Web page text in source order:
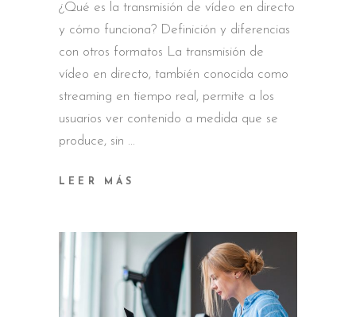
¿Qué es la transmisión de vídeo en directo
y cómo funciona? Definición y diferencias
con otros formatos La transmisión de
vídeo en directo, también conocida como
streaming en tiempo real, permite a los
usuarios ver contenido a medida que se
produce, sin
LEER MÁS